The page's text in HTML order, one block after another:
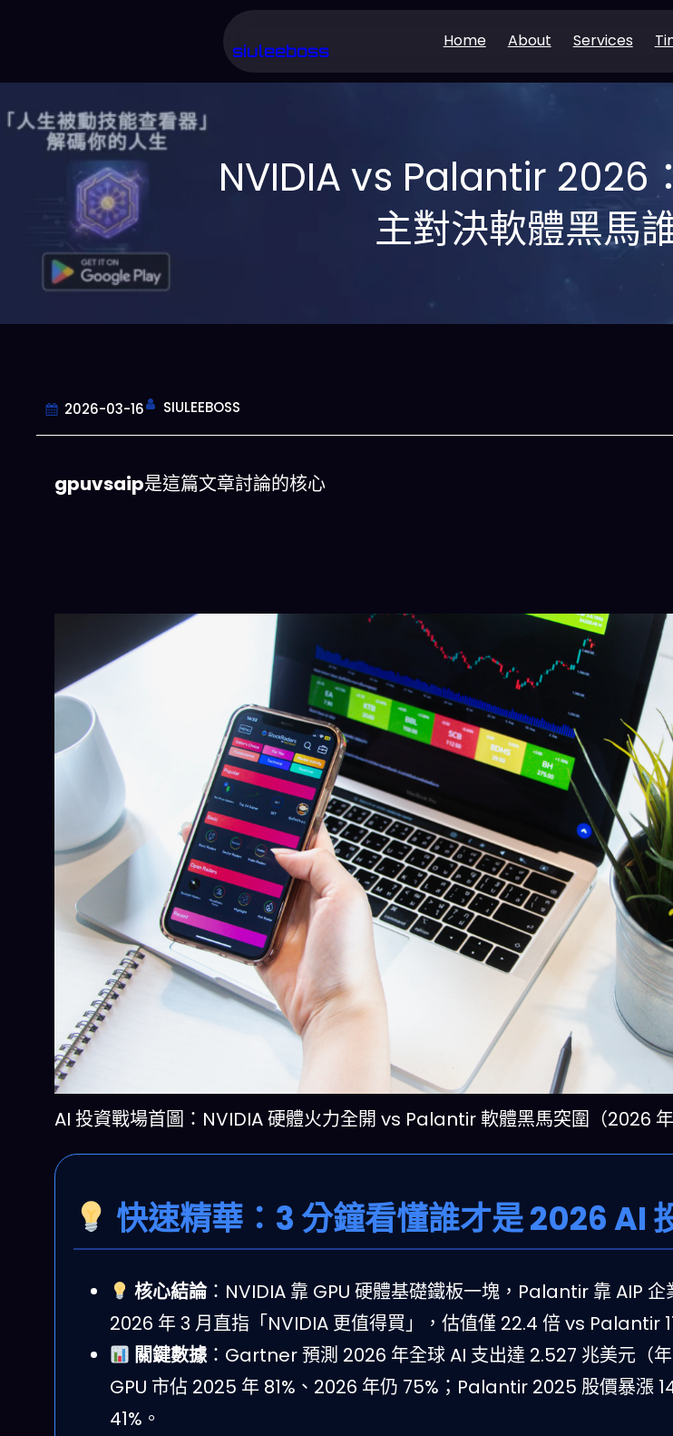
主
要
siuleeboss Home About Services
NVIDIA vs Palantir 2026
主對決軟體黑馬
2026-03-16 SIULEEBOSS
gpuvsaip是這篇文章討論的核心
AI 投資戰場首圖：NVIDIA 硬體火力全開 vs Palantir 軟體黑馬突圍（2026 年
快速精華：3 分鐘看懂誰才是 2026 AI
核心結論：NVIDIA 靠 GPU 硬體基礎鐵板一塊，Palantir 靠 AIP
2026 年 3 月直指「NVIDIA 更值得買」，估值僅 22.4 倍 vs Palantir
關鍵數據：Gartner 預測 2026 年全球 AI 支出達 2.527 兆美元（
GPU 市佔 2025 年 81%、2026 年仍 75%；Palantir 2025 股價暴漲
41%。
一鍵配搭出三餸一湯的